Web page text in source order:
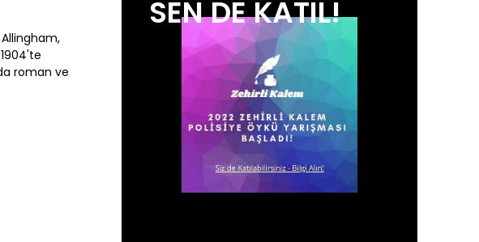
roman ve
SEN DE KATIL!